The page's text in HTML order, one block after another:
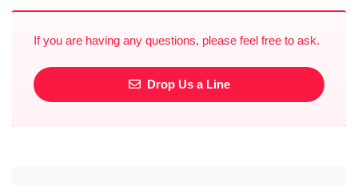
If you are having any questions, please feel free to ask.
Drop Us a Line